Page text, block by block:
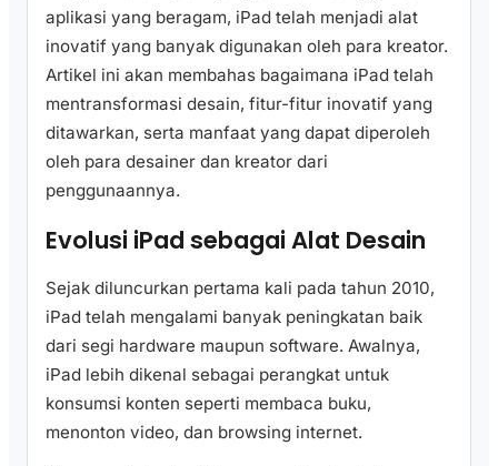
aplikasi yang beragam, iPad telah menjadi alat
inovatif yang banyak digunakan oleh para kreator.
Artikel ini akan membahas bagaimana iPad telah
mentransformasi desain, fitur-fitur inovatif yang
ditawarkan, serta manfaat yang dapat diperoleh
oleh para desainer dan kreator dari
penggunaannya.
Evolusi iPad sebagai Alat Desain
Sejak diluncurkan pertama kali pada tahun 2010,
iPad telah mengalami banyak peningkatan baik
dari segi hardware maupun software. Awalnya,
iPad lebih dikenal sebagai perangkat untuk
konsumsi konten seperti membaca buku,
menonton video, dan browsing internet.